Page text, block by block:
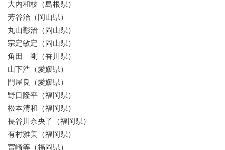
大内和枝（島根県）
芳谷治（岡山県）
丸山彰治（岡山県）
宗定敏定（岡山県）
角田 剛（香川県）
山下浩（愛媛県）
門屋良（愛媛県）
野口隆平（福岡県）
松本清和（福岡県）
長谷川奈央子（福岡県）
有村雅美（福岡県）
宮崎等（福岡県）